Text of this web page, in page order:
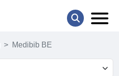
Medibib BE